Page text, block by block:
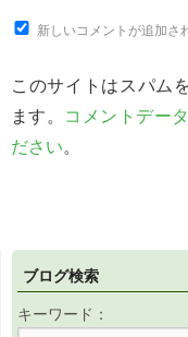
新しいコメントが追加さ
このサイトはスパム
ます。 コメントデー
ださい。
ブログ検索
キーワード：